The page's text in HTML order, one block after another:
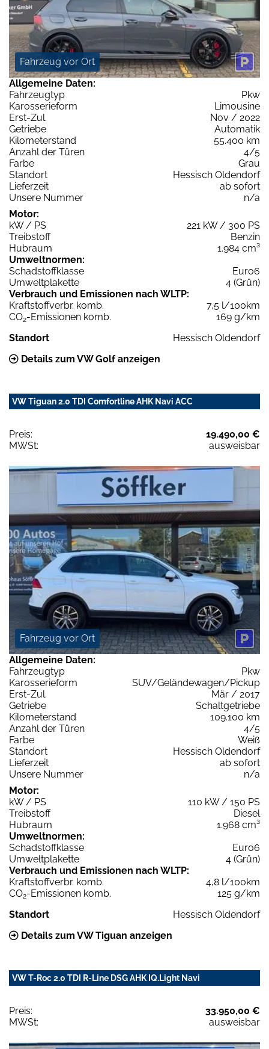
Fahrzeug vor Ort
Allgemeine Daten:
Fahrzeugtyp
Pkw
Karosserieform
Limousine
Erst-Zul.
Nov / 2022
Getriebe
Automatik
Kilometerstand
55.400 km
Anzahl der Türen
4/5
Farbe
Grau
Standort
Hessisch Oldendorf
Lieferzeit
ab sofort
Unsere Nummer
n/a
Motor:
kW / PS
221 kW / 300 PS
Treibstoff
Benzin
Hubraum
1.984 cm³
Umweltnormen:
Schadstoffklasse
Euro6
Umweltplakette
4 (Grün)
Verbrauch und Emissionen nach WLTP:
Kraftstoffverbr. komb.
7,5 l/100km
CO2-Emissionen komb.
169 g/km
Standort
Hessisch Oldendorf
Details zum VW Golf anzeigen
VW Tiguan 2.0 TDI Comfortline AHK Navi ACC
Preis:
19.490,00 €
MWSt:
ausweisbar
Fahrzeug vor Ort
Allgemeine Daten:
Fahrzeugtyp
Pkw
Karosserieform
SUV/Geländewagen/Pickup
Erst-Zul.
Mär / 2017
Getriebe
Schaltgetriebe
Kilometerstand
109.100 km
Anzahl der Türen
4/5
Farbe
Weiß
Standort
Hessisch Oldendorf
Lieferzeit
ab sofort
Unsere Nummer
n/a
Motor:
kW / PS
110 kW / 150 PS
Treibstoff
Diesel
Hubraum
1.968 cm³
Umweltnormen:
Schadstoffklasse
Euro6
Umweltplakette
4 (Grün)
Verbrauch und Emissionen nach WLTP:
Kraftstoffverbr. komb.
4,8 l/100km
CO2-Emissionen komb.
125 g/km
Standort
Hessisch Oldendorf
Details zum VW Tiguan anzeigen
VW T-Roc 2.0 TDI R-Line DSG AHK IQ.Light Navi
Preis:
33.950,00 €
MWSt:
ausweisbar